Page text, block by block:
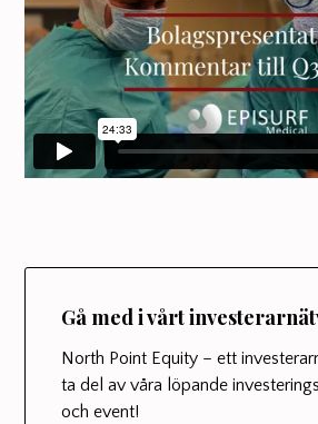
Gå med i vårt
North Point Equity – ett
ta del av våra löpande
och event!